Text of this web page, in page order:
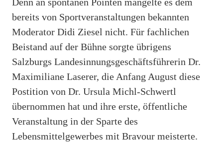
bereits von Sportveranstaltungen bekannten
Moderator Didi Ziesel nicht. Für fachlichen
Beistand auf der Bühne sorgte übrigens
Salzburgs Landesinnungsgeschäftsführerin Dr.
Maximiliane Laserer, die Anfang August diese
Postition von Dr. Ursula Michl-Schwertl
übernommen hat und ihre erste, öffentliche
Veranstaltung in der Sparte des
Lebensmittelgewerbes mit Bravour meisterte.